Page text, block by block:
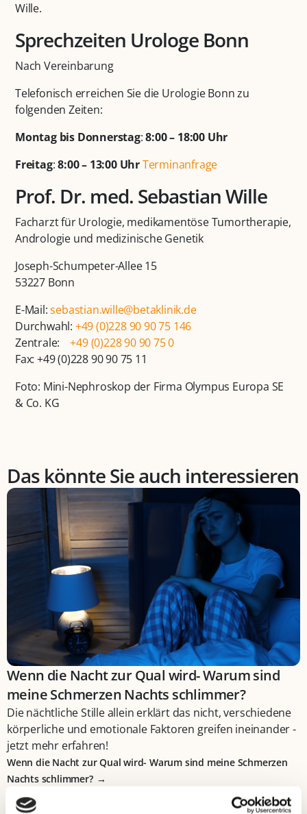
Wille.
Sprechzeiten Urologe Bonn
Nach Vereinbarung
Telefonisch erreichen Sie die Urologie Bonn zu
folgenden Zeiten:
Montag bis Donnerstag:8:00 – 18:00 Uhr
Freitag:8:00 – 13:00 UhrTerminanfrage
Prof. Dr. med. Sebastian Wille
Facharzt für Urologie, medikamentöse Tumortherapie,
Andrologie und medizinische Genetik
Joseph-Schumpeter-Allee 15
53227 Bonn
E-Mail:sebastian.wille@betaklinik.de
Durchwahl: +49 (0)228 90 90 75 146
Zentrale:+49 (0)228 90 90 75 0
Fax: +49 (0)228 90 90 75 11
Foto: Mini-Nephroskop der Firma Olympus Europa SE
& Co. KG
Das könnte Sie auch interessieren
Wenn die Nacht zur Qual wird- Warum sind
meine Schmerzen Nachts schlimmer?
Die nächtliche Stille allein erklärt das nicht, verschiedene
körperliche und emotionale Faktoren greifen ineinander -
jetzt mehr erfahren!
Wenn die Nacht zur Qual wird- Warum sind meine Schmerzen
Nachts schlimmer?